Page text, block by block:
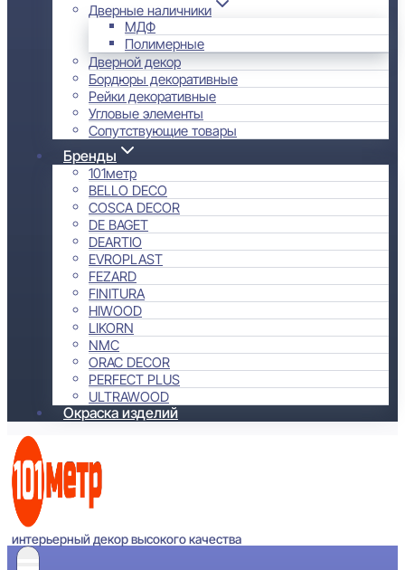
Дверные наличники
МДФ
Полимерные
Дверной декор
Бордюры декоративные
Рейки декоративные
Угловые элементы
Сопутствующие товары
Бренды
101метр
BELLO DECO
COSCA DECOR
DE BAGET
DEARTIO
EVROPLAST
FEZARD
FINITURA
HIWOOD
LIKORN
NMC
ORAC DECOR
PERFECT PLUS
ULTRAWOOD
Окраска изделий
интерьерный декор высокого качества